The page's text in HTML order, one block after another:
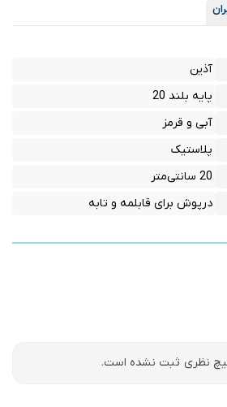
آذین
پایه بلند 20
آبی و قرمز
پلاستیک
20 سانتی‌متر
درپوش برای قابلمه و تابه
نظری ثبت نشده است.